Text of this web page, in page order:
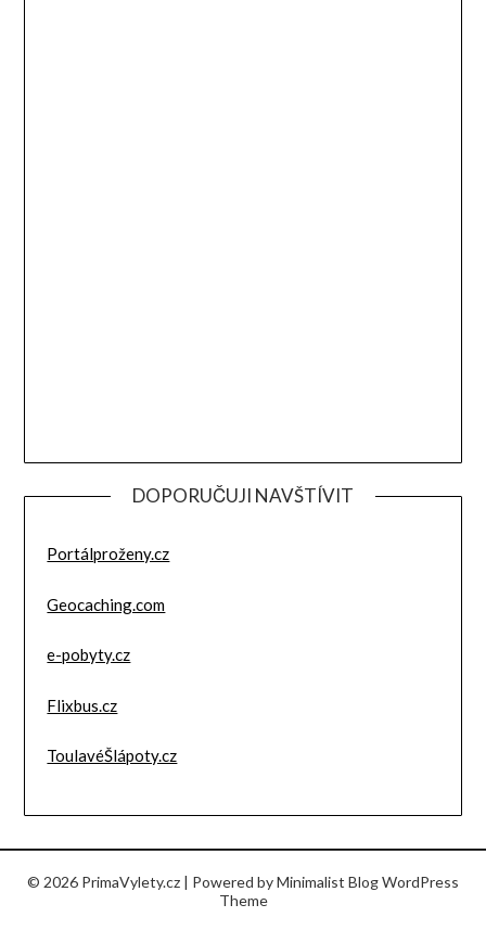
DOPORUČUJI NAVŠTÍVIT
Portálproženy.cz
Geocaching.com
e-pobyty.cz
Flixbus.cz
ToulavéŠlápoty.cz
© 2026 PrimaVylety.cz | Powered byMinimalist BlogWordPress
Theme